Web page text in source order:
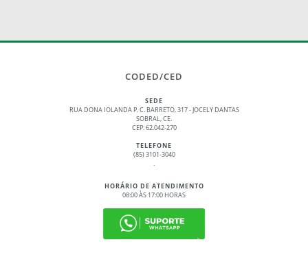
CODED/CED
SEDE
RUA DONA IOLANDA P. C. BARRETO, 317 - JOCELY DANTAS
SOBRAL, CE.
CEP: 62.042-270
TELEFONE
(85) 3101-3040
.
HORÁRIO DE ATENDIMENTO
08:00 ÀS 17:00 HORAS